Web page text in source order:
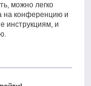
можно легко
на конференцию и
инструкциям, и